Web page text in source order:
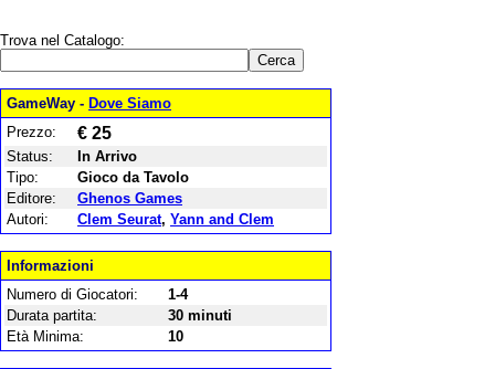
Trova nel Catalogo:
GameWay - Dove Siamo
Prezzo:
€ 25
Status:
In Arrivo
Tipo:
Gioco da Tavolo
Editore:
Ghenos Games
Autori:
Clem Seurat, Yann and Clem
Informazioni
Numero di Giocatori:
1-4
Durata partita:
30 minuti
Età Minima:
10